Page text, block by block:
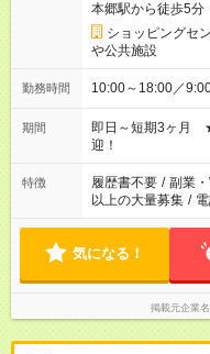
本郷駅から徒歩5分
ショッピングセ
や公共施設
勤務時間 10:00～18:00／
期間
即日～短期3ヶ月
迎！
特徴 履歴書不要 / 副業
以上の大量募集 /
気になる！
掲載元企業名